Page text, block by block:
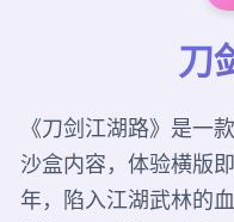
刀
《刀剑江湖路》是一
沙盒内容，体验横版
年，陷入江湖武林的